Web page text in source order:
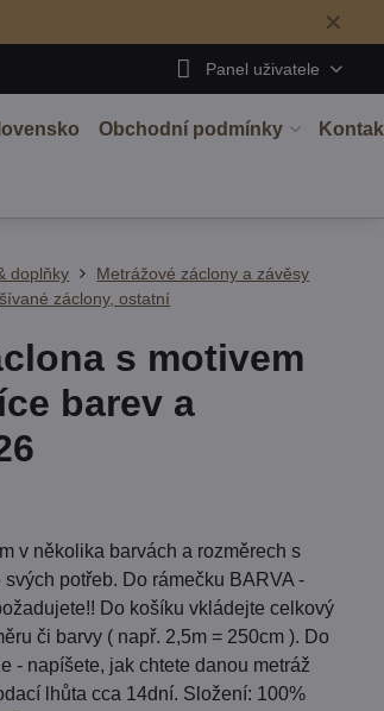
✕
Panel uživatele
Obchodní podmínky
doplňky
Metrážové záclony a závěsy
záclony, ostatní
s motivem
barev a
v několika barvách a rozměrech s
potřeb. Do rámečku BARVA -
Do košíku vkládejte celkový
či barvy ( např. 2,5m = 250cm ). Do
- napíšete, jak chtete danou metráž
lhůta cca 14dní. Složení: 100%